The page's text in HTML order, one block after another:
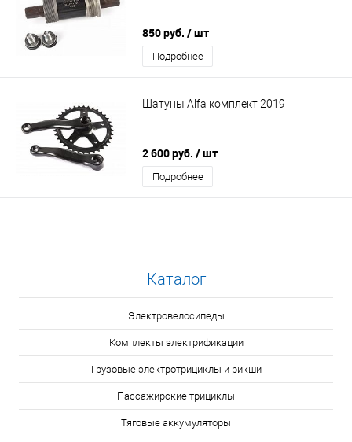
850 руб. / шт
Подробнее
Шатуны Alfa комплект 2019
2 600 руб. / шт
Подробнее
Каталог
Электровелосипеды
Комплекты электрификации
Грузовые электротрициклы и рикши
Пассажирские трициклы
Тяговые аккумуляторы